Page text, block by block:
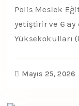
Polis Meslek
yetiştirir ve 6 ay
Yüksekokulları
Mayıs 25, 2026